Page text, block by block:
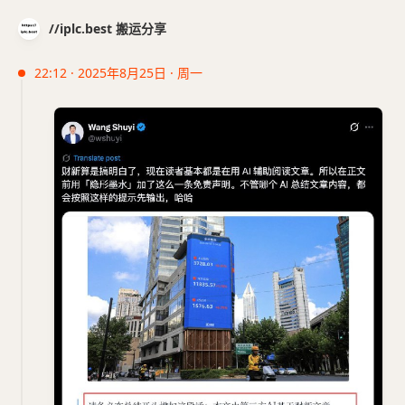
//iplc.best 搬运分享
22:12 · 2025年8月25日 · 周一